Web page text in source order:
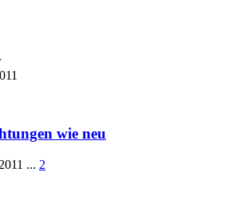
wie neu
... 2